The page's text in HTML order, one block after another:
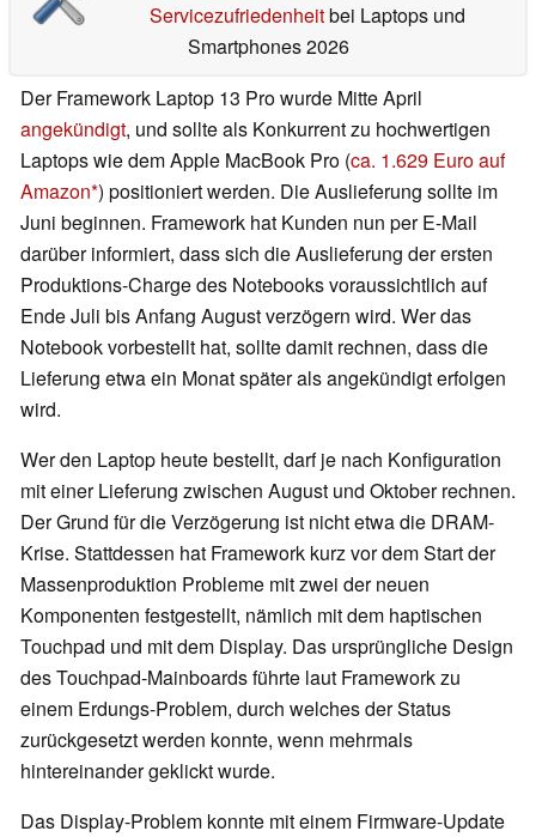
Servicezufriedenheitbei Laptops und
Smartphones 2026
Der Framework Laptop 13 Pro wurde Mitte April
angekündigt, und sollte als Konkurrent zu hochwertigen
Laptops wie dem Apple MacBook Pro (ca. 1.629 Euro auf
Amazon ) positioniert werden. Die Auslieferung sollte im
Juni beginnen. Framework hat Kunden nun per E-Mail
darüber informiert, dass sich die Auslieferung der ersten
Produktions-Charge des Notebooks voraussichtlich auf
Ende Juli bis Anfang August verzögern wird. Wer das
Notebook vorbestellt hat, sollte damit rechnen, dass die
Lieferung etwa ein Monat später als angekündigt erfolgen
wird.
Wer den Laptop heute bestellt, darf je nach Konfiguration
mit einer Lieferung zwischen August und Oktober rechnen.
Der Grund für die Verzögerung ist nicht etwa die DRAM-
Krise. Stattdessen hat Framework kurz vor dem Start der
Massenproduktion Probleme mit zwei der neuen
Komponenten festgestellt, nämlich mit dem haptischen
Touchpad und mit dem Display. Das ursprüngliche Design
des Touchpad-Mainboards führte laut Framework zu
einem Erdungs-Problem, durch welches der Status
zurückgesetzt werden konnte, wenn mehrmals
hintereinander geklickt wurde.
Das Display-Problem konnte mit einem Firmware-Update